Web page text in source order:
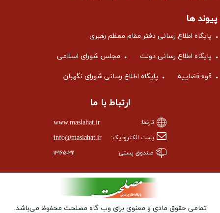
پیوند ها
پایگاه اطلاع رسانی دفتر مقام معظم رهبری
پایگاه اطلاع رسانی دولت مجلس شورای اسلامی
قوه قضاییه پایگاه اطلاع رسانی شورای نگهبان
ارتباط با ما
تارنما: www.maslahat.ir
پست الکترونیک: info@maslahat.ir
صندوق پستی: ۱۳۱۶۵-۳۱۱
تمامی حقوق مادی و معنوی برای وب ‌گاه مصلحت محفوظ می‌باشد.